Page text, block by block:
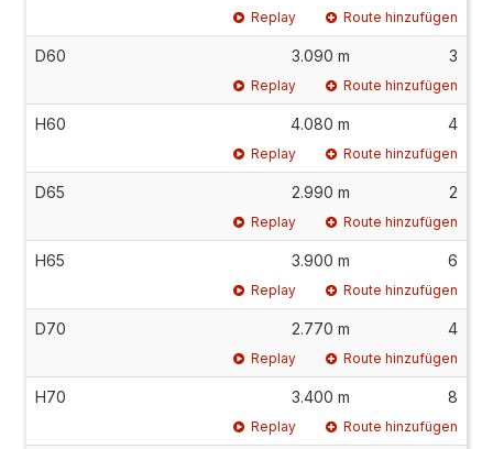
Replay Route hinzufügen
D60 3.090 m 3
Replay Route hinzufügen
H60 4.080 m 4
Replay Route hinzufügen
D65 2.990 m 2
Replay Route hinzufügen
H65 3.900 m 6
Replay Route hinzufügen
D70 2.770 m 4
Replay Route hinzufügen
H70 3.400 m 8
Replay Route hinzufügen